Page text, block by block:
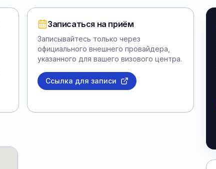
Записаться на приём
Записывайтесь только через
официального внешнего провайдера,
указанного для вашего визового центра.
Ссылка для записи